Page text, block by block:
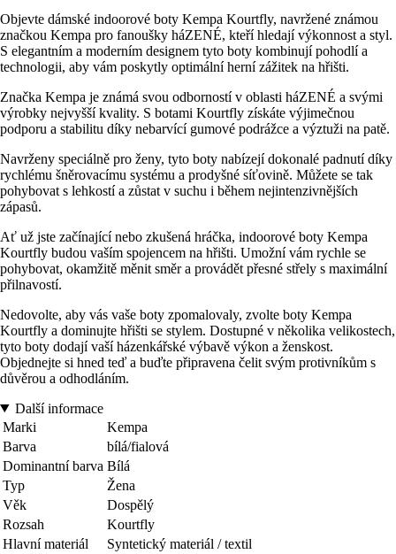
Objevte dámské indoorové boty Kempa Kourtfly, navržené známou
značkou Kempa pro fanoušky háZENÉ, kteří hledají výkonnost a styl.
S elegantním a moderním designem tyto boty kombinují pohodlí a
technologii, aby vám poskytly optimální herní zážitek na hřišti.
Značka Kempa je známá svou odborností v oblasti háZENÉ a svými
výrobky nejvyšší kvality. S botami Kourtfly získáte výjimečnou
podporu a stabilitu díky nebarvící gumové podrážce a výztuži na patě.
Navrženy speciálně pro ženy, tyto boty nabízejí dokonalé padnutí díky
rychlému šněrovacímu systému a prodyšné síťovině. Můžete se tak
pohybovat s lehkostí a zůstat v suchu i během nejintenzivnějších
zápasů.
Ať už jste začínající nebo zkušená hráčka, indoorové boty Kempa
Kourtfly budou vaším spojencem na hřišti. Umožní vám rychle se
pohybovat, okamžitě měnit směr a provádět přesné střely s maximální
přilnavostí.
Nedovolte, aby vás vaše boty zpomalovaly, zvolte boty Kempa
Kourtfly a dominujte hřišti se stylem. Dostupné v několika velikostech,
tyto boty dodají vaší házenkářské výbavě výkon a ženskost.
Objednejte si hned teď a buďte připravena čelit svým protivníkům s
důvěrou a odhodláním.
Další informace
Marki
Kempa
Barva
bílá/fialová
Dominantní barva Bílá
Typ
Žena
Věk
Dospělý
Rozsah
Kourtfly
Hlavní materiál
Syntetický materiál / textil